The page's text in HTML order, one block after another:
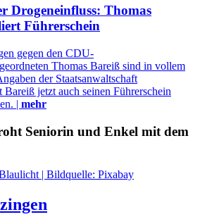
Drogeneinfluss: Thomas
Führerschein
gegen den CDU-
Thomas Bareiß sind in vollem
der Staatsanwaltschaft
Bareiß jetzt auch seinen Führerschein
| mehr
Seniorin und Enkel mit dem